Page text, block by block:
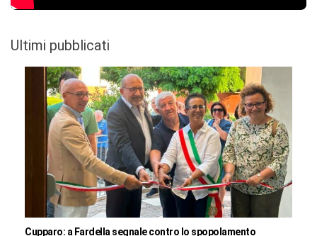
Ultimi pubblicati
Cupparo: a Fardella segnale contro lo spopolamento